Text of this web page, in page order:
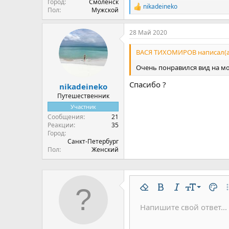
Пол
Мужской
Р
е
а
к
ц
и
nikadeineko
nikadeineko
Путешественник
Участник
Сообщения
21
Реакции
35
Город
Санкт-Петербург
Пол
Женский
28 Май 2020
ВАСЯ ТИХОМИРОВ
Очень понравился вид на
Спасибо ?
УдалитьЖирныйКурсивРазмер
9
10
Цвет
Шрифт Arial
Зачёркнутый
Подчёркнутый
Вставить
Спойлер
Код
Напишите свой ответ...